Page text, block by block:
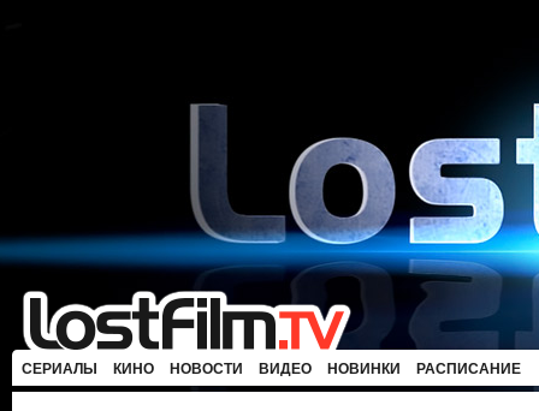
СЕРИАЛЫ КИНО НОВОСТИ ВИДЕО НОВИНКИ РАСПИСАНИЕ